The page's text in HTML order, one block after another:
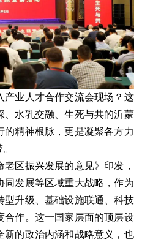
业人才合作交流会现场？这
、水乳交融、生死与共的沂蒙
精神根脉，更是凝聚各方力
区振兴发展的意见》印发，
同发展等区域重大战略，作为
型升级、基础设施联通、科技
合作。这一国家层面的顶层设
新的政治内涵和战略意义，也